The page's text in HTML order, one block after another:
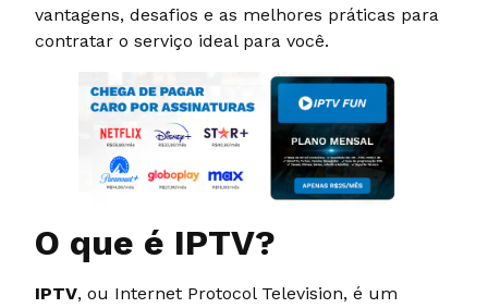
vantagens, desafios e as melhores práticas para
contratar o serviço ideal para você.
O que é IPTV?
IPTV, ou Internet Protocol Television, é um